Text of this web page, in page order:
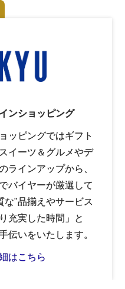
ンショッピング
ッピングではギフト
イーツ＆グルメやデ
ラインアップから、
バイヤーが厳選して
な"品揃えやサービス
充実した時間」と
伝いをいたします。
はこちら